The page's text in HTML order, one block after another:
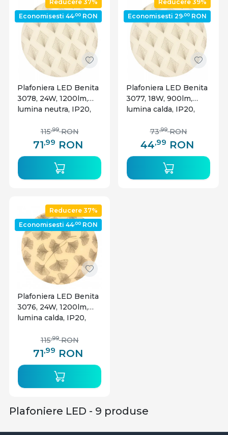
Reducere 37%
Economisesti 44,00 RON
Plafoniera LED Benita
3078, 24W, 1200lm,
lumina neutra, IP20,
71,99 RON
115,99 RON
Reducere 39%
Economisesti 29,00 RON
Plafoniera LED Benita
3077, 18W, 900lm,
lumina calda, IP20,
44,99 RON
73,99 RON
Reducere 37%
Economisesti 44,00 RON
Plafoniera LED Benita
3076, 24W, 1200lm,
lumina calda, IP20,
71,99 RON
115,99 RON
Plafoniere LED - 9 produse